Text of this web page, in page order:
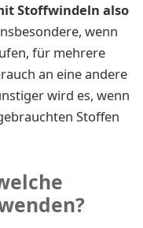
Stoffwindeln also
wenn
für mehrere
an eine andere
wird es, wenn
Stoffen